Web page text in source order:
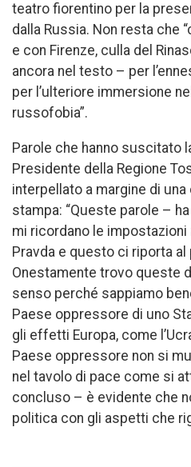
teatro fiorentino per la
dalla Russia. Non resta che
e con Firenze, culla del
ancora nel testo – per
per l’ulteriore immersione
russofobia”.
Parole che hanno suscitato
Presidente della Regione
interpellato a margine di
stampa: “Queste parole –
mi ricordano le
Pravda e questo ci riporta
Onestamente trovo queste
senso perché sappiamo
Paese oppressore di uno
gli effetti Europa, come
Paese oppressore non si
nel tavolo di pace come si
concluso – è evidente che
politica con gli aspetti che